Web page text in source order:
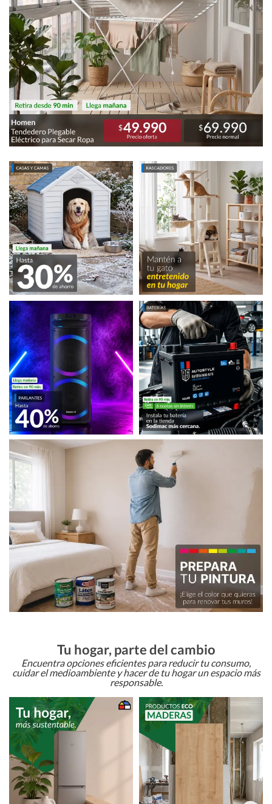
Tu hogar, parte del cambio
Encuentra opciones eficientes para reducir tu consumo,
cuidar el medioambiente y hacer de tu hogar un espacio más
responsable.